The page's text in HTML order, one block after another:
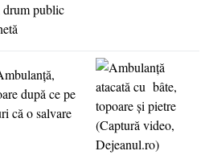
drum public
după ce pe
că o salvare